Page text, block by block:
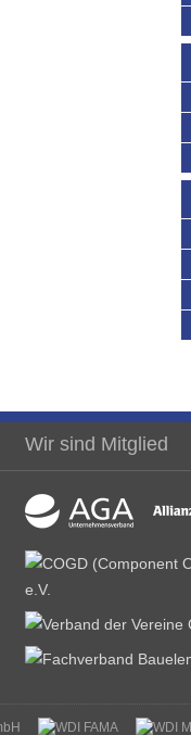
Wir sind Mitglied